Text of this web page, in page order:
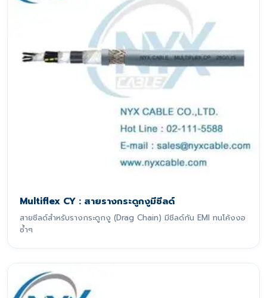
Multiflex CY : สายรางกระดูกงูมีชีลด์
สายชีลด์สำหรับรางกระดูกงู (Drag Chain) มีชีลด์กัน EMI ทนโค้งงอ
ซ้ำๆ